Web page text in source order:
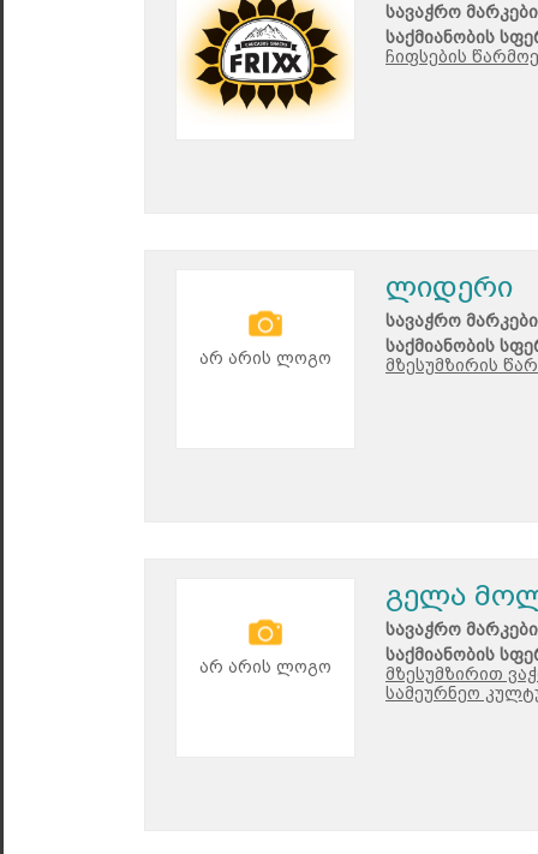
სავაჭრო
საქმიანობის
ჩიფსების
არ არის ლოგო
ლიდერი
სავაჭრო
საქმიანობის
მზესუმზირის
არ არის ლოგო
გელა
სავაჭრო
საქმიანობის
მზესუმზირით
სამეურნეო